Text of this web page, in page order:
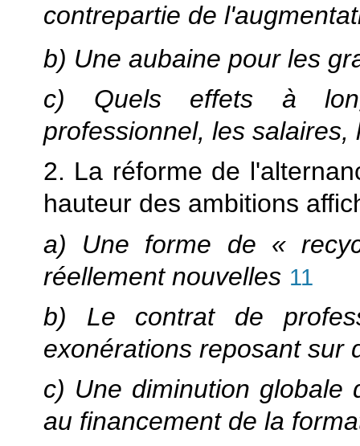
contrepartie de
b) Une aubaine pour les
c) Quels effets à
professionnel, les salaires,
2. La réforme de
hauteur des ambitions
a) Une forme de «
réellement nouvelles 11
b) Le contrat de
exonérations reposant sur
c) Une diminution globale
au financement de la